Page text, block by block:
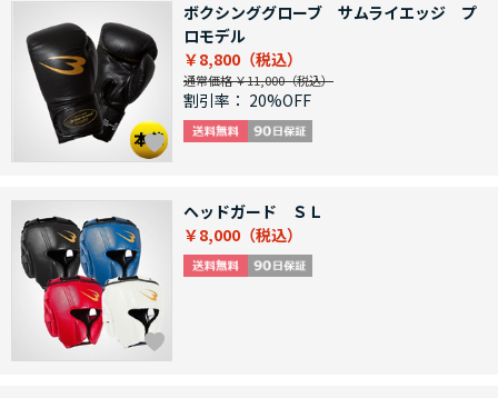
ボクシンググローブ サムライエッジ プ
ロモデル
￥8,800
通常価格 ￥11,000
割引率： 20%OFF
ヘッドガード ＳＬ
￥8,000